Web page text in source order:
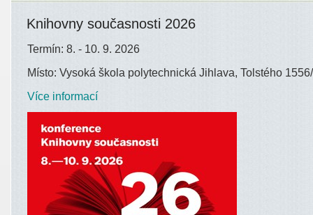
Knihovny současnosti 2026
Termín: 8. - 10. 9. 2026
Místo: Vysoká škola polytechnická Jihlava, Tolstého
Více informací